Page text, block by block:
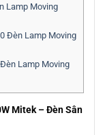
Lamp Moving
Đèn Lamp Moving
Lamp Moving
Mitek – Đèn Sân